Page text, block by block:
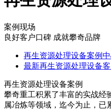
案例现场
良好客户口碑 成就攀奇品牌
再生资源处理设备案例
最新再生资源处理设备
再生资源处理设备案例
攀奇重工积累了丰富的实战经
属冶炼等领域，迄今为止，已